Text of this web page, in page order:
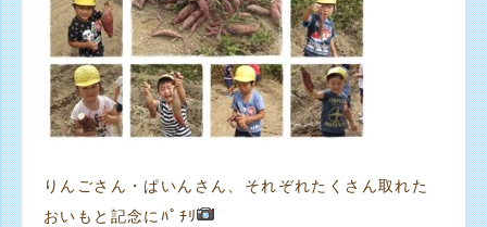
りんごさん・ぱいんさん、それぞれたくさん取れた
おいもと記念にﾊﾟﾁﾘ